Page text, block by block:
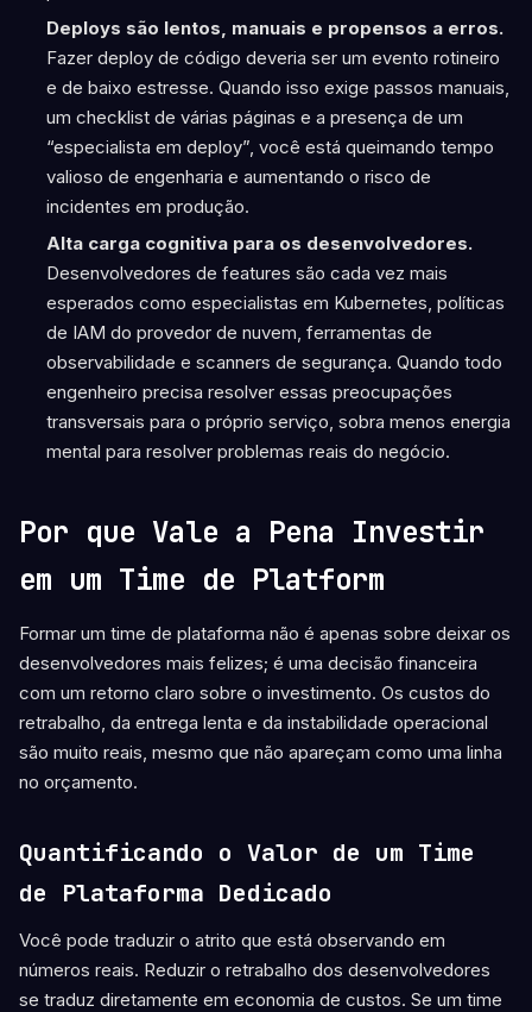
Deploys são lentos, manuais e propensos a erros.
Fazer deploy de código deveria ser um evento rotineiro
e de baixo estresse. Quando isso exige passos manuais,
um checklist de várias páginas e a presença de um
“especialista em deploy”, você está queimando tempo
valioso de engenharia e aumentando o risco de
incidentes em produção.
Alta carga cognitiva para os desenvolvedores.
Desenvolvedores de features são cada vez mais
esperados como especialistas em Kubernetes, políticas
de IAM do provedor de nuvem, ferramentas de
observabilidade e scanners de segurança. Quando todo
engenheiro precisa resolver essas preocupações
transversais para o próprio serviço, sobra menos energia
mental para resolver problemas reais do negócio.
Por que Vale a Pena Investir
em um Time de Platform
Formar um time de plataforma não é apenas sobre deixar os
desenvolvedores mais felizes; é uma decisão financeira
com um retorno claro sobre o investimento. Os custos do
retrabalho, da entrega lenta e da instabilidade operacional
são muito reais, mesmo que não apareçam como uma linha
no orçamento.
Quantificando o Valor de um Time
de Plataforma Dedicado
Você pode traduzir o atrito que está observando em
números reais. Reduzir o retrabalho dos desenvolvedores
se traduz diretamente em economia de custos. Se um time